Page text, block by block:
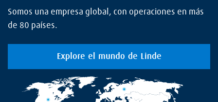
Somos una empresa global, con operaciones en más
de 80 países.
Explore el mundo de Linde